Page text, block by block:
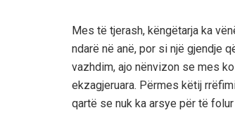
Mes të tjerash, këngëtarja ka
ndarë në anë, por si një gjendje
vazhdim, ajo nënvizon se mes
ekzagjeruara. Përmes këtij
qartë se nuk ka arsye për të folur